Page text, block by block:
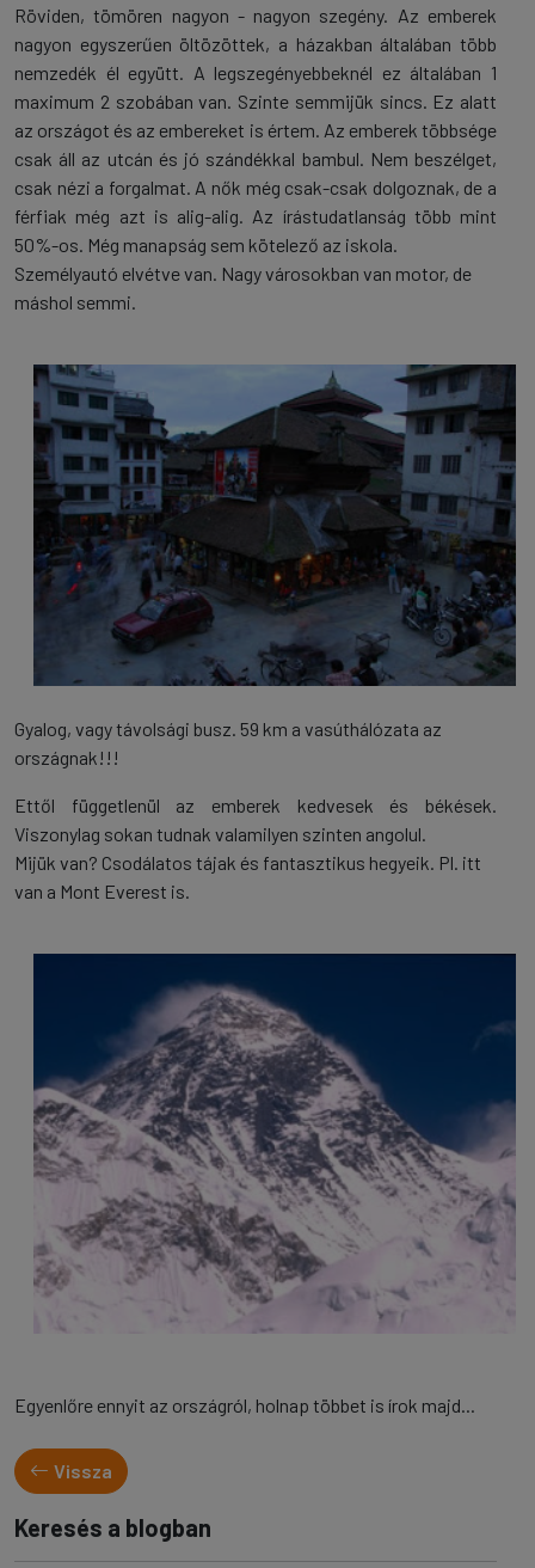
Röviden, tömören nagyon - nagyon szegény. Az emberek
nagyon egyszerűen öltözöttek, a házakban általában több
nemzedék él együtt. A legszegényebbeknél ez általában 1
maximum 2 szobában van. Szinte semmijük sincs. Ez alatt
az országot és az embereket is értem. Az emberek többsége
csak áll az utcán és jó szándékkal bambul. Nem beszélget,
csak nézi a forgalmat. A nők még csak-csak dolgoznak, de a
férfiak még azt is alig-alig. Az írástudatlanság több mint
50%-os. Még manapság sem kötelező az iskola.
Személyautó elvétve van. Nagy városokban van motor, de
máshol semmi.
Gyalog, vagy távolsági busz. 59 km a vasúthálózata az
országnak!!!
Ettől függetlenül az emberek kedvesek és békések.
Viszonylag sokan tudnak valamilyen szinten angolul.
Mijük van? Csodálatos tájak és fantasztikus hegyeik. Pl. itt
van a Mont Everest is.
Egyenlőre ennyit az országról, holnap többet is írok majd...
Vissza
Keresés a blogban